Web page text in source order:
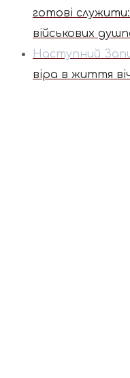
готові
військових
Наступний
віра в життя